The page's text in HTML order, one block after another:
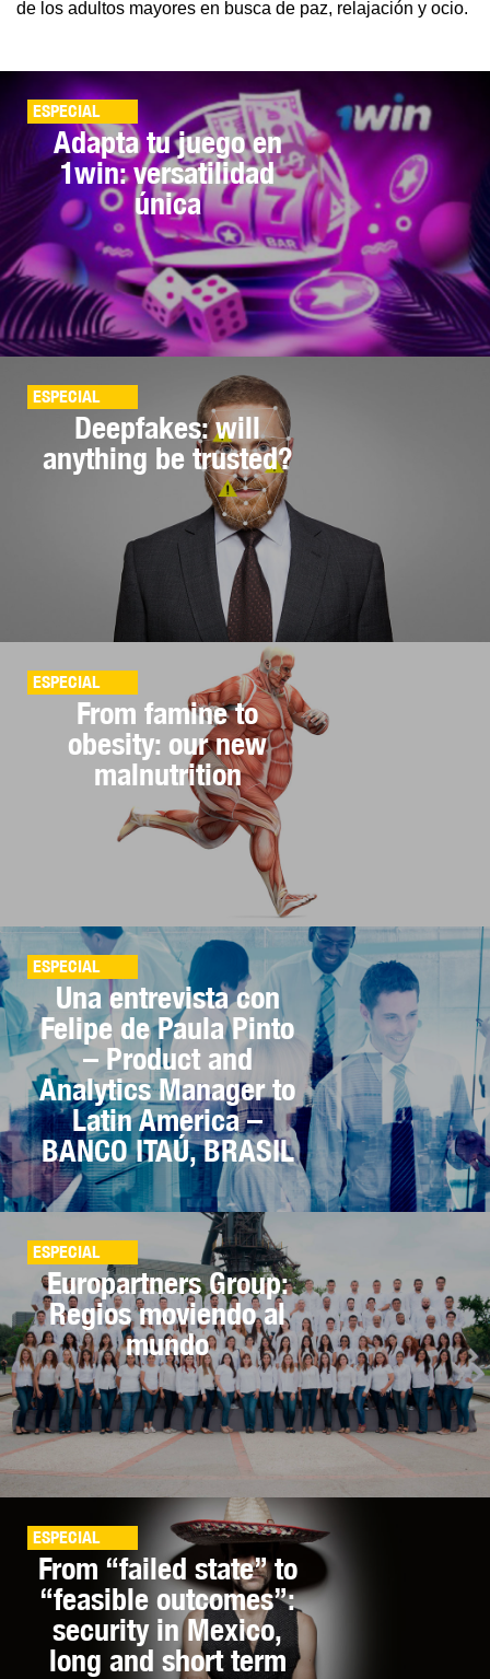
de los adultos mayores en busca de paz, relajación y ocio.
ESPECIAL
Adapta tu juego en
1win: versatilidad
única
ESPECIAL
Deepfakes: will
anything be trusted?
ESPECIAL
From famine to
obesity: our new
malnutrition
ESPECIAL
Una entrevista con
Felipe de Paula Pinto
– Product and
Analytics Manager to
Latin America –
BANCO ITAÚ, BRASIL
ESPECIAL
Europartners Group:
Regios moviendo al
mundo
ESPECIAL
From “failed state” to
“feasible outcomes”:
security in Mexico,
long and short term